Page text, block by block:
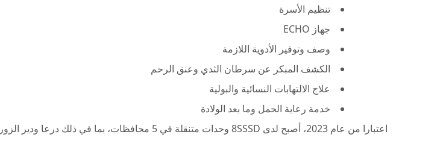
تنظيم الأسرة
جهاز ECHO
وصف وتوفير الأدوية اللازمة
الكشف المبكر عن سرطان الثدي وعنق الرحم
علاج الالتهابات النسائية والبولية
خدمة رعاية الحمل وما بعد الولادة
اعتبارا من عام 2023، أصبح لدى SSSD
8 وحدات متنقلة في 5 محافظات، بما في ذلك درعا ودير الزور وحلب وحمص وحماة.